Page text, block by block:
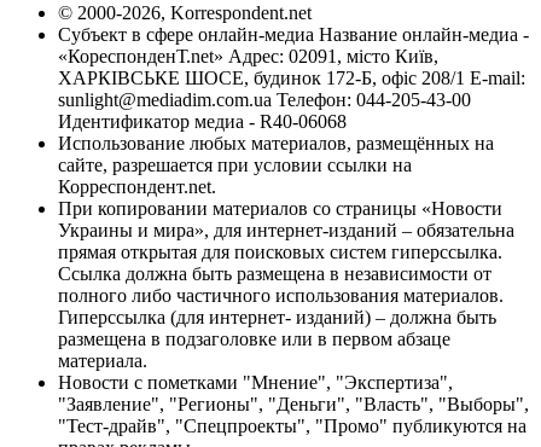
© 2000-2026, Korrespondent.net
Субъект в сфере онлайн-медиа Название онлайн-медиа -
«КореспонденТ.net» Адрес: 02091, місто Київ,
ХАРКІВСЬКЕ ШОСЕ, будинок 172-Б, офіс 208/1 E-mail:
sunlight@mediadim.com.ua Телефон: 044-205-43-00
Идентификатор медиа - R40-06068
Использование любых материалов, размещённых на
сайте, разрешается при условии ссылки на
Корреспондент.net.
При копировании материалов со страницы «Новости
Украины и мира», для интернет-изданий – обязательна
прямая открытая для поисковых систем гиперссылка.
Ссылка должна быть размещена в независимости от
полного либо частичного использования материалов.
Гиперссылка (для интернет- изданий) – должна быть
размещена в подзаголовке или в первом абзаце
материала.
Новости с пометками "Мнение", "Экспертиза",
"Заявление", "Регионы", "Деньги", "Власть", "Выборы",
"Тест-драйв", "Спецпроекты", "Промо" публикуются на